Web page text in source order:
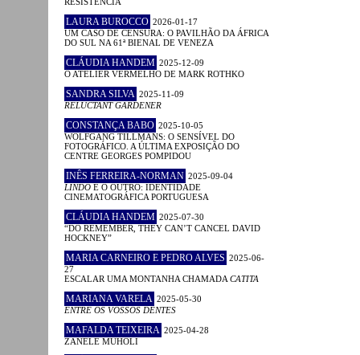
LAURA BUROCCO 2026-01-17
UM CASO DE CENSURA: O PAVILHÃO DA ÁFRICA
DO SUL NA 61ª BIENAL DE VENEZA
CLÁUDIA HANDEM 2025-12-09
O ATELIER VERMELHO DE MARK ROTHKO
SANDRA SILVA 2025-11-09
RELUCTANT GARDENER
CONSTANÇA BABO 2025-10-05
WOLFGANG TILLMANS: O SENSÍVEL DO
FOTOGRÁFICO. A ÚLTIMA EXPOSIÇÃO DO
CENTRE GEORGES POMPIDOU
INÊS FERREIRA-NORMAN 2025-09-04
LINDO E O OUTRO: IDENTIDADE
CINEMATOGRÁFICA PORTUGUESA
CLÁUDIA HANDEM 2025-07-30
“DO REMEMBER, THEY CAN’T CANCEL DAVID
HOCKNEY”
MARIA CARNEIRO E PEDRO ALVES 2025-06-
27
ESCALAR UMA MONTANHA CHAMADA CATITA
MARIANA VARELA 2025-05-30
ENTRE OS VOSSOS DENTES
MAFALDA TEIXEIRA 2025-04-28
ZANELE MUHOLI